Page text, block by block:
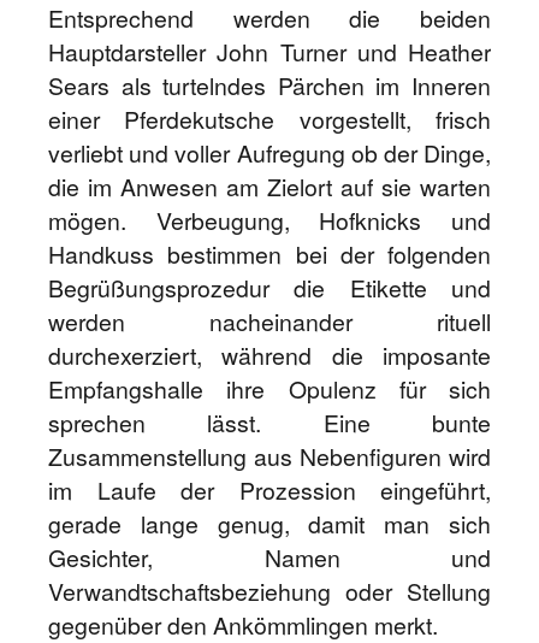
Entsprechend werden die beiden
Hauptdarsteller John Turner und Heather
Sears als turtelndes Pärchen im Inneren
einer Pferdekutsche vorgestellt, frisch
verliebt und voller Aufregung ob der Dinge,
die im Anwesen am Zielort auf sie warten
mögen. Verbeugung, Hofknicks und
Handkuss bestimmen bei der folgenden
Begrüßungsprozedur die Etikette und
werden nacheinander rituell
durchexerziert, während die imposante
Empfangshalle ihre Opulenz für sich
sprechen lässt. Eine bunte
Zusammenstellung aus Nebenfiguren wird
im Laufe der Prozession eingeführt,
gerade lange genug, damit man sich
Gesichter, Namen und
Verwandtschaftsbeziehung oder Stellung
gegenüber den Ankömmlingen merkt.